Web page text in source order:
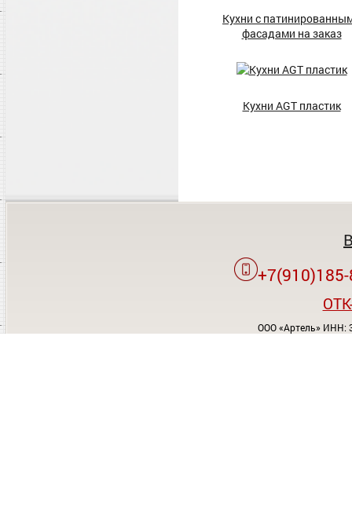
Кухни с
фасадами на заказ
Кухни AGT пластик
ООО «Артель» ИНН: